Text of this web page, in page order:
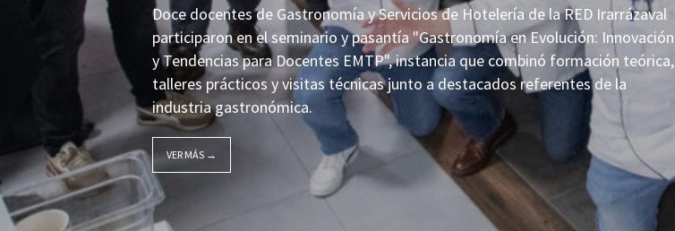
Doce docentes de Gastronomía y Servicios de Hotelería de la RED Irarrázaval
participaron en el seminario y pasantía "Gastronomía en Evolución: Innovación
y Tendencias para Docentes EMTP", instancia que combinó formación teórica,
talleres prácticos y visitas técnicas junto a destacados referentes de la
industria gastronómica.
VER MÁS →